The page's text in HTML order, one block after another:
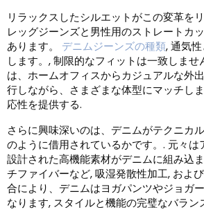
リラックスしたシルエットがこの変革を
レッグジーンズと男性用のストレートカ
あります。 デニムジーンズの種類, 通気
します。, 制限的なフィットは一致しま
は、ホームオフィスからカジュアルな外
行しながら、さまざまな体型にマッチし
応性を提供する.
さらに興味深いのは、デニムがテクニカ
のように借用されているかです。. 元々は
設計された高機能素材がデニムに組み込
チファイバーなど, 吸湿発散性加工, およ
合により、デニムはヨガパンツやジョガ
なります, スタイルと機能の完璧なバラン